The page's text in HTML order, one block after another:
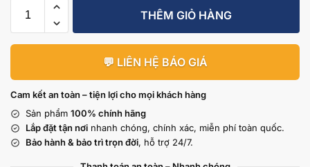
THÊM GIỎ HÀNG
💬 LIÊN HỆ BÁO GIÁ
Cam kết an toàn – tiện lợi cho mọi khách hàng
Sản phẩm 100% chính hãng
Lắp đặt tận nơi nhanh chóng, chính xác, miễn phí toàn quốc.
Bảo hành & bảo trì trọn đời, hỗ trợ 24/7.